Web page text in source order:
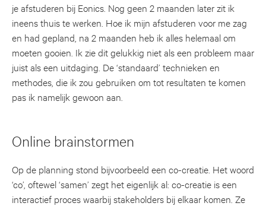
je afstuderen bij Eonics. Nog geen 2 maanden later zit ik
ineens thuis te werken. Hoe ik mijn afstuderen voor me zag
en had gepland, na 2 maanden heb ik alles helemaal om
moeten gooien. Ik zie dit gelukkig niet als een probleem maar
juist als een uitdaging. De ‘standaard’ technieken en
methodes, die ik zou gebruiken om tot resultaten te komen
pas ik namelijk gewoon aan.
Online brainstormen
Op de planning stond bijvoorbeeld een co-creatie. Het woord
‘co’, oftewel ‘samen’ zegt het eigenlijk al: co-creatie is een
interactief proces waarbij stakeholders bij elkaar komen. Ze